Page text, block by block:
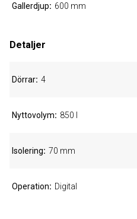
Gallerdjup 600 mm
Detaljer
Dörrar 4
Nyttovolym 850 l
Isolering 70 mm
Operation Digital